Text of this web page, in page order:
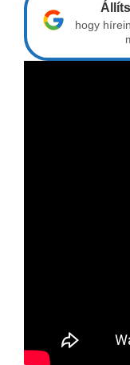
hogy